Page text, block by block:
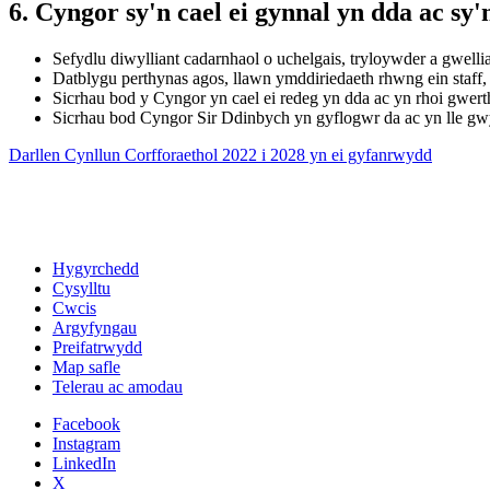
6. Cyngor sy'n cael ei gynnal yn dda ac
Sefydlu diwylliant cadarnhaol o uchelgais, tryloywder a
Datblygu perthynas agos, llawn ymddiriedaeth rhwng ein staff,
Sicrhau bod y Cyngor yn cael ei redeg yn dda ac yn rhoi
Sicrhau bod Cyngor Sir Ddinbych yn gyflogwr da ac yn lle
Darllen Cynllun Corfforaethol 2022 i 2028 yn ei gyfanrwydd
Hygyrchedd
Cysylltu
Cwcis
Argyfyngau
Preifatrwydd
Map safle
Telerau ac amodau
Facebook
Instagram
LinkedIn
X